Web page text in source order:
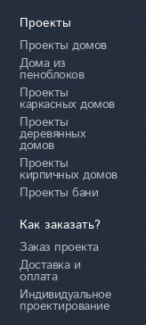
Проекты
Проекты домов
Дома из
пеноблоков
Проекты
каркасных домов
Проекты
деревянных
домов
Проекты
кирпичных домов
Проекты бани
Как заказать?
Заказ проекта
Доставка и
оплата
Индивидуальное
проектирование